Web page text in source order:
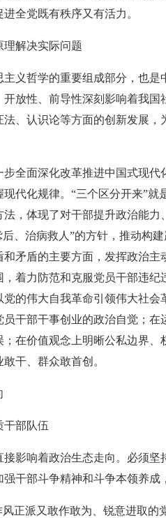
全党既有秩序又有活力。
理解决实际问题
义哲学的重要组成部分，也
放性、前导性深刻影响着我国
、认识论等方面的创新发展
步全面深化改革推进中国式现
代化规律。“三个区分开来”就
，体现了对干部提升政治能
、治病救人”的方针，推动构
矛盾的主要方面，发挥政治
着力防范和克服党员干部违
的伟大自我革命引领伟大社
干部干事创业的政治自觉；
在价值观念上明晰公私边界
干、群众敢首创。
干部队伍
影响着政治生态走向。必须
干部斗争精神和斗争本领养成
正派又敢作敢为、锐意进取的